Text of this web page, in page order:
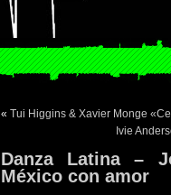
« Tui Higgins & Xavier Monge
Ivie
Danza Latina –
México con amor